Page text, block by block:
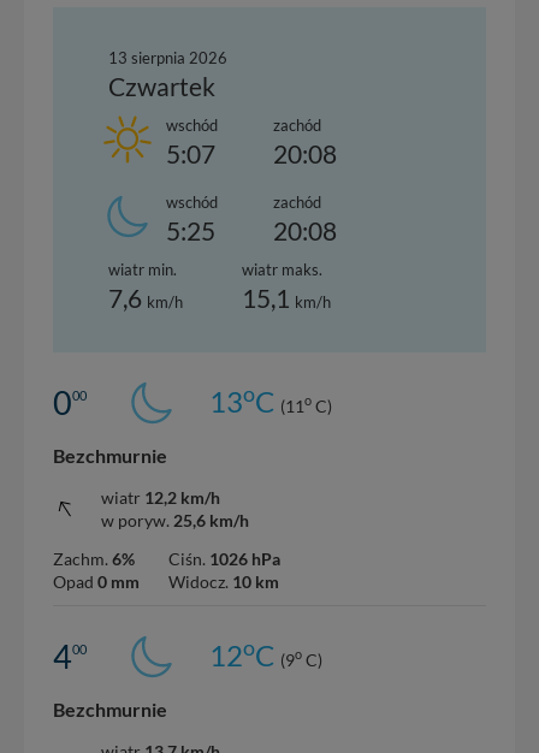
13 sierpnia 2026
Czwartek
wschód
5:07
zachód
20:08
wschód
5:25
zachód
20:08
wiatr min.
7,6 km/h
wiatr maks.
15,1 km/h
000 13oC (11o C)
Bezchmurnie
wiatr 12,2 km/h
w poryw. 25,6 km/h
Zachm. 6%
Opad 0 mm
Ciśn. 1026 hPa
Widocz. 10 km
400 12oC (9o C)
Bezchmurnie